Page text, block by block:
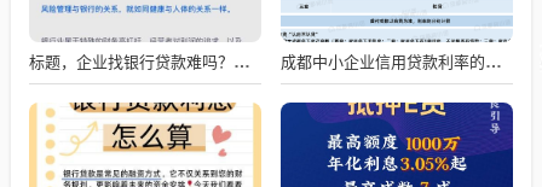
标题，企业找银行贷款难吗？深度剖析与应对策略 成都中小企业信用贷款利率的影响因素与应对策略